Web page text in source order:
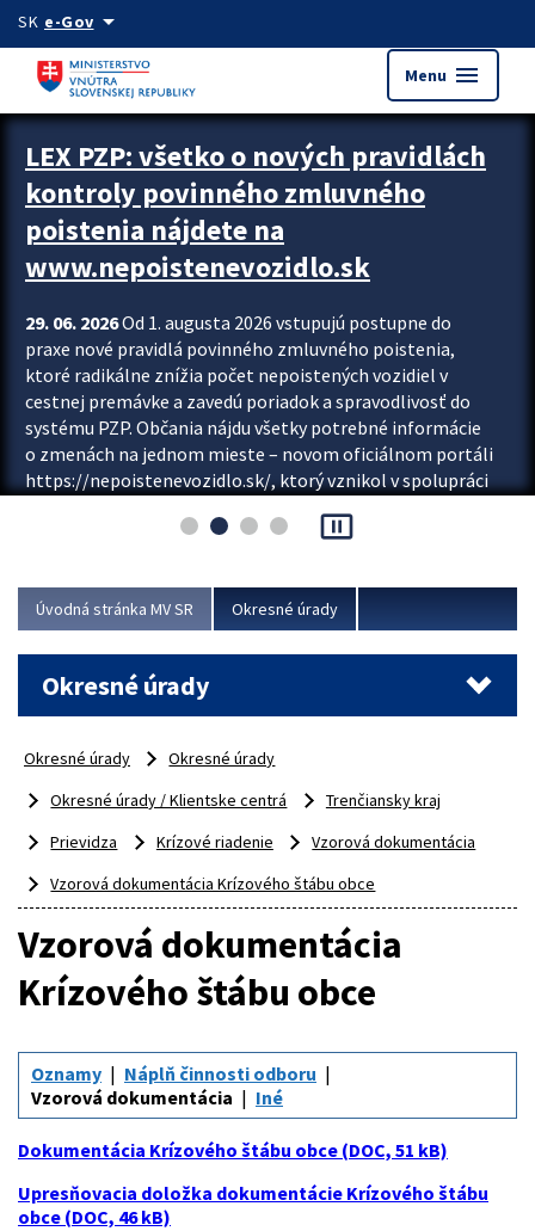
Preskocit na hlavný obsah
SK e-Govarrow_drop_down
Menu menu
Zastavit automatický posun upútavok
LEX PZP: všetko o nových pravidlách
kontroly povinného zmluvného
poistenia nájdete na
www.nepoistenevozidlo.sk
29. 06. 2026Od 1. augusta 2026 vstupujú postupne do
praxe nové pravidlá povinného zmluvného poistenia,
ktoré radikálne znížia počet nepoistených vozidiel v
cestnej premávke a zavedú poriadok a spravodlivosť do
systému PZP. Občania nájdu všetky potrebné informácie
o zmenách na jednom mieste – novom oficiálnom portáli
https://nepoistenevozidlo.sk/, ktorý vznikol v spolupráci
asociácie poisťovní (SLASPO) a Ministerstva vnútra SR.
Viac
pause_presentation
Úvodná stránka MV SR Okresné úrady
Okresné úrady
Okresné úrady
Okresné úrady
Okresné úrady / Klientske centrá
Trenčiansky kraj
Prievidza
Krízové riadenie
Vzorová dokumentácia
Vzorová dokumentácia Krízového štábu obce
Vzorová dokumentácia
Krízového štábu obce
Oznamy
Náplň činnosti odboru
Vzorová dokumentácia
Iné
Dokumentácia Krízového štábu obce (DOC, 51 kB)
Upresňovacia doložka dokumentácie Krízového štábu
obce (DOC, 46 kB)